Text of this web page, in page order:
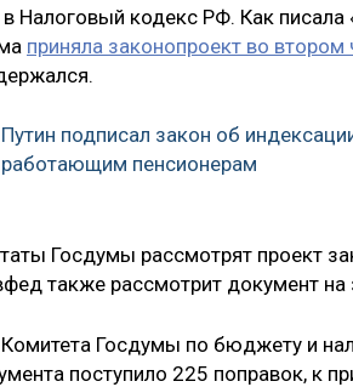
Налоговый кодекс РФ. Как писала
приняла законопроект во втором
Путин подписал закон об
работающим пенсионерам
Госдумы рассмотрят проект
также рассмотрит документ
Госдумы по бюджету и
поступило 225 поправок, к